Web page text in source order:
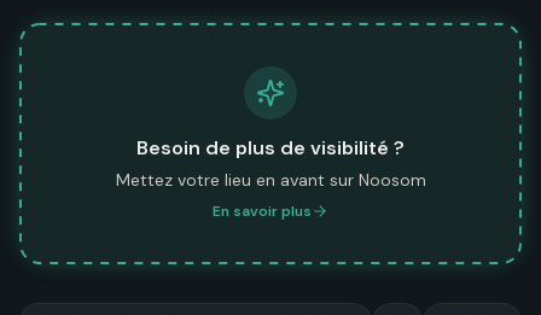
Besoin de plus de visibilité ?
Mettez votre lieu en avant sur Noosom
En savoir plus